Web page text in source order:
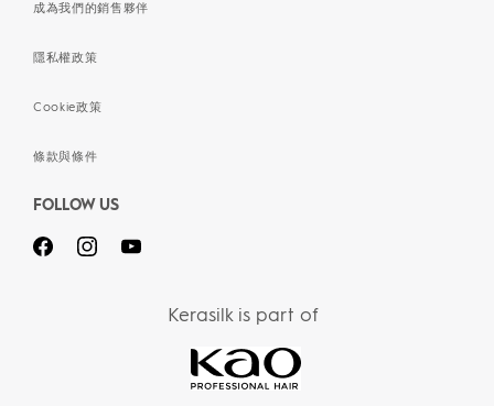
成為我們的銷售夥伴
隱私權政策
Cookie政策
條款與條件
FOLLOW US
Kerasilk is part of